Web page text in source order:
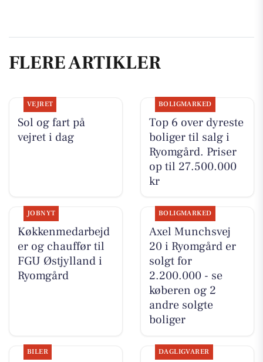
FLERE ARTIKLER
VEJRET
Sol og fart på
vejret i dag
BOLIGMARKED
Top 6 over dyreste
boliger til salg i
Ryomgård. Priser
op til 27.500.000
kr
JOBNYT
Køkkenmedarbejd
er og chauffør til
FGU Østjylland i
Ryomgård
BOLIGMARKED
Axel Munchsvej
20 i Ryomgård er
solgt for
2.200.000 - se
køberen og 2
andre solgte
boliger
BILER DAGLIGVARER